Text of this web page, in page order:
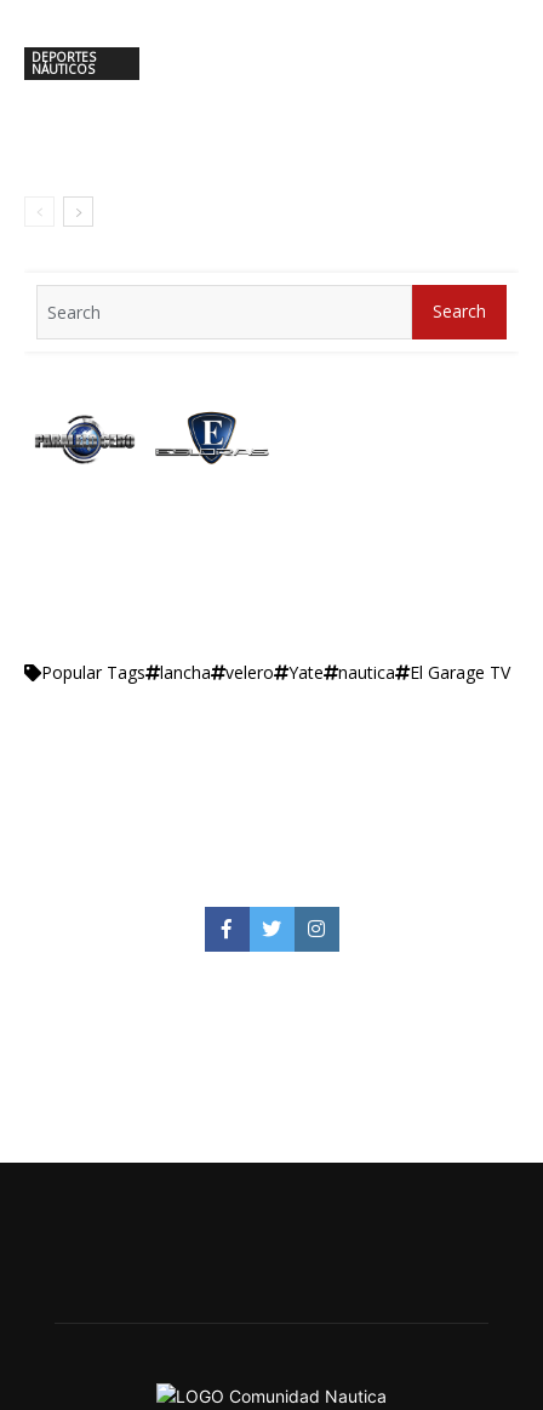
DEPORTES
NÁUTICOS
for:
Search
Popular Tags lancha velero Yate nautica El Garage TV
FacebookTwitterInstagram